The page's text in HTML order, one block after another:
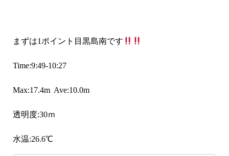
まずは1ポイント目黒島南です
Time:9:49-10:27
Max:17.4m Ave:10.0m
透明度:30ｍ
水温:26.6℃